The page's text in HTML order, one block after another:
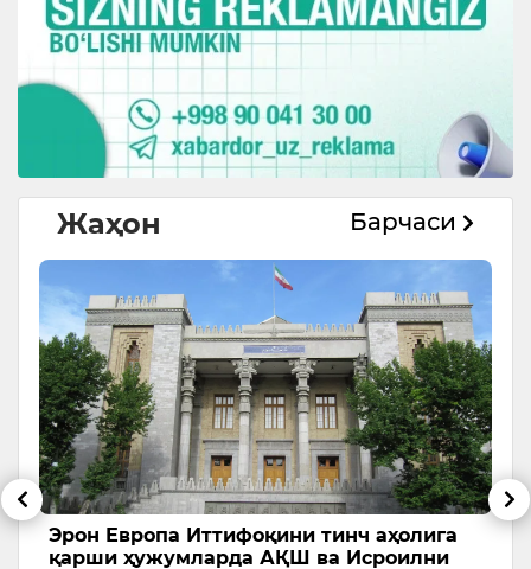
Жаҳон Барчаси
Эрон Европа Иттифоқини тинч аҳолига
қарши ҳужумларда АҚШ ва Исроилни